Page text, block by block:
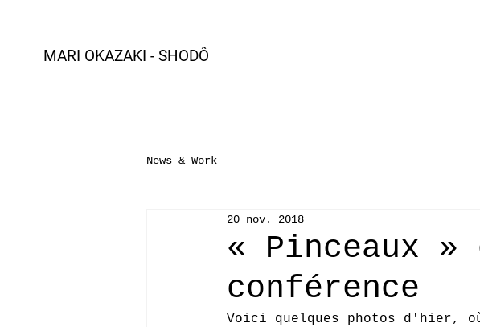
MARI OKAZAKI - SHODÔ
News & Work
« Pinceaux »
conférence
20 nov. 2018
Voici quelques photos d'hier,